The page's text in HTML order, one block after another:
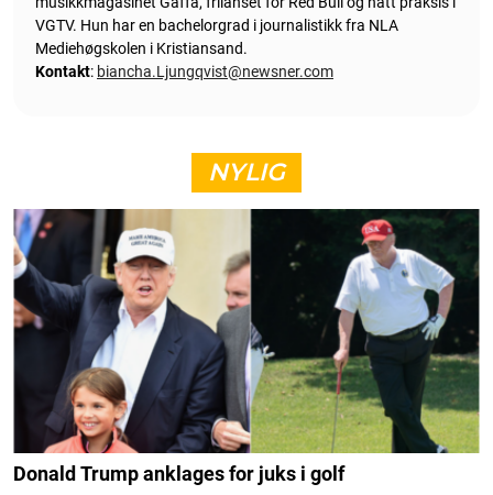
VGTV. Hun har en bachelorgrad i journalistikk fra NLA
Mediehøgskolen i Kristiansand.
Kontakt: biancha.Ljungqvist@newsner.com
NYLIG
Donald Trump anklages for juks i golf